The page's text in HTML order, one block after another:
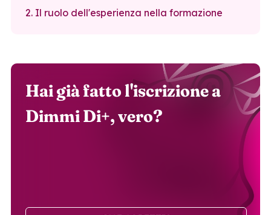
2. Il ruolo dell'esperienza nella formazione
Hai già fatto l'iscrizione a
Dimmi Di+, vero?